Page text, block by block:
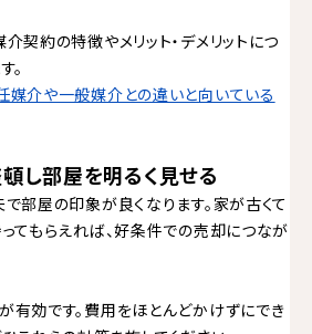
契約の特徴やメリット・デメリットにつ
。
媒介や一般媒介との違いと向いている
し部屋を明るく見せる
部屋の印象が良くなります。家が古くて
てもらえれば、好条件での売却につなが
有効です。費用をほとんどかけずにでき